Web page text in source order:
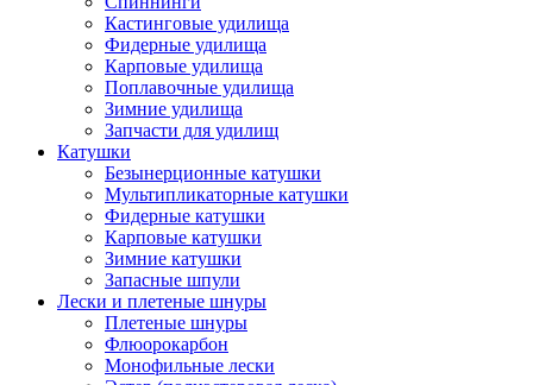
Кастинговые удилища
Фидерные удилища
Карповые удилища
Поплавочные удилища
Зимние удилища
Запчасти для удилищ
Катушки
Безынерционные катушки
Мультипликаторные катушки
Фидерные катушки
Карповые катушки
Зимние катушки
Запасные шпули
Лески и плетеные шнуры
Плетеные шнуры
Флюорокарбон
Монофильные лески